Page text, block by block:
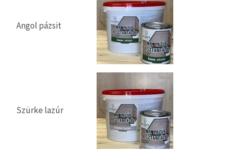
Angol pázsit
Szürke lazúr